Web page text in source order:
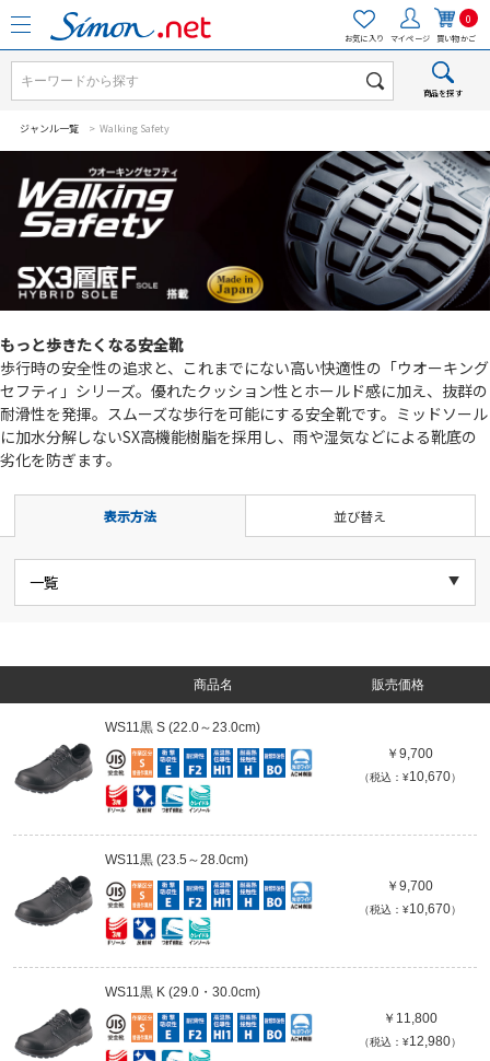
お気に入り マイページ
0
買い物かご
商品を探す
ジャンル一覧 > Walking Safety
もっと歩きたくなる安全靴
歩行時の安全性の追求と、これまでにない高い快適性の「ウオーキング
セフティ」シリーズ。優れたクッション性とホールド感に加え、抜群の
耐滑性を発揮。スムーズな歩行を可能にする安全靴です。ミッドソール
に加水分解しないSX高機能樹脂を採用し、雨や湿気などによる靴底の
劣化を防ぎます。
表示方法 並び替え
商品名 販売価格
WS11黒 S (22.0～23.0cm)
￥9,700
（税込：¥10,670）
WS11黒 (23.5～28.0cm)
￥9,700
（税込：¥10,670）
WS11黒 K (29.0・30.0cm)
￥11,800
（税込：¥12,980）